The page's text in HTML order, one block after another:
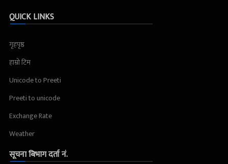
QUICK LINKS
गृहपृष्ठ
हाम्रो टिम
Unicode to Preeti
Preeti to unicode
Exchange Rate
Weather
सूचना बिभाग दर्ता नं.